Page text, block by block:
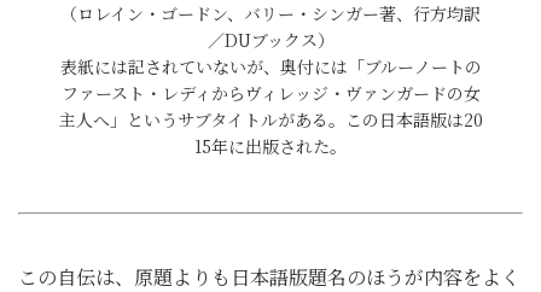
（ロレイン・ゴードン、バリー・シンガー著、行方均訳
／DUブックス）
表紙には記されていないが、奥付には「ブルーノートの
ファースト・レディからヴィレッジ・ヴァンガードの女
主人へ」というサブタイトルがある。この日本語版は20
15年に出版された。
この自伝は、原題よりも日本語版題名のほうが内容をよく